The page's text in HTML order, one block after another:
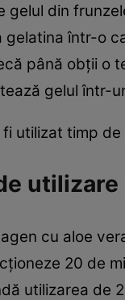
gelul din
gelatina într-o
până obții o
gelul într-
fi utilizat timp
cu aloe
20 de
utilizarea de